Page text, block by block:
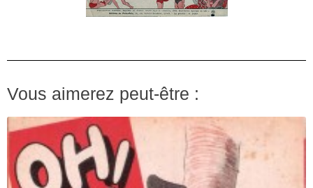
Vous aimerez peut-être :